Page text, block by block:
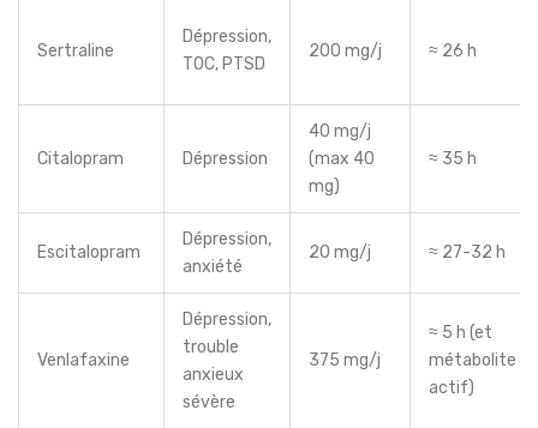
Sertraline
Dépression,
TOC, PTSD
200 mg/j ≈ 26 h
Citalopram Dépression
40 mg/j
(max 40
mg)
≈ 35 h
Escitalopram
Dépression,
anxiété
20 mg/j ≈ 27-32 h
Venlafaxine
Dépression,
trouble
anxieux
sévère
375 mg/j
≈ 5 h (et
métabolite
actif)